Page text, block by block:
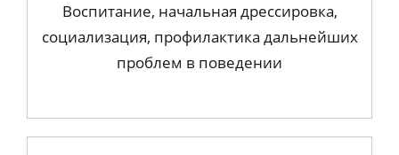
Воспитание, начальная дрессировка,
социализация, профилактика дальнейших
проблем в поведении